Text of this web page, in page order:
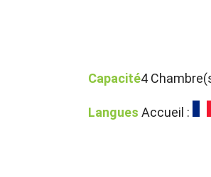
Capacité4
Langues Accueil :